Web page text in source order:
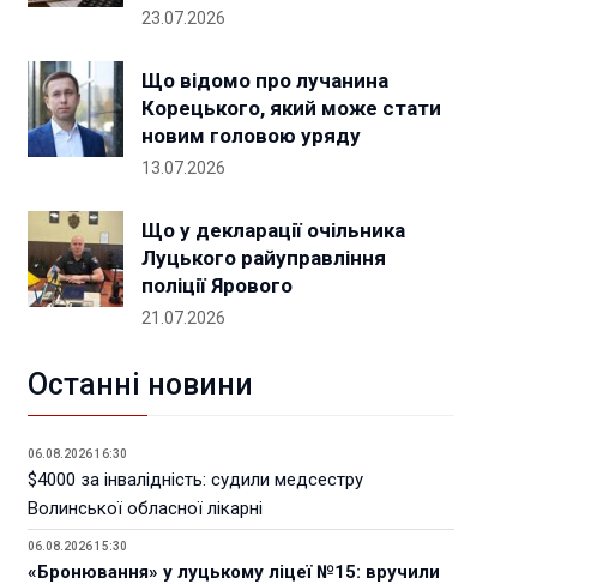
23.07.2026
Що відомо про лучанина
Корецького, який може стати
новим головою уряду
13.07.2026
Що у декларації очільника
Луцького райуправління
поліції Ярового
21.07.2026
Останні новини
06.08.2026 16:30
$4000 за інвалідність: судили медсестру
Волинської обласної лікарні
06.08.2026 15:30
«Бронювання» у луцькому ліцеї №15: вручили